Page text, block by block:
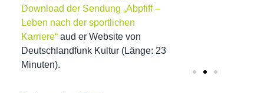
Download der Sendung „Abpfiff –
Leben nach der sportlichen
Karriere“aud er Website von
Deutschlandfunk Kultur (Länge: 23
Minuten).